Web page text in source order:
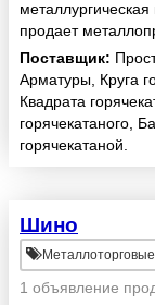
продает
территории
возможно заказать
закладных
парковок.
Поставщик:
Арматуры, Круга
Квадрата
горячекатаного,
горячекатаной.
Шино
1 объявление